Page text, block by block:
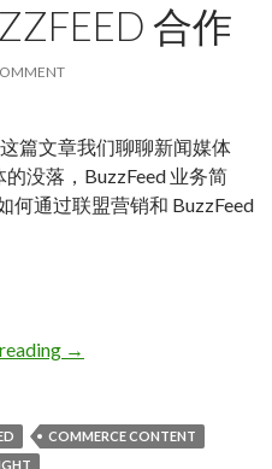
合作
这篇文章我们聊聊新闻媒体
没落，BuzzFeed 业务简
何通过联盟营销和 BuzzFeed
资源介绍：BuzzFeed 合
→
COMMERCE CONTENT